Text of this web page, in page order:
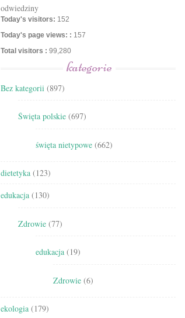
odwiedziny
Today's visitors: 152
Today's page views: : 157
Total visitors : 99,280
kategorie
Bez kategorii (897)
Święta polskie (697)
święta nietypowe (662)
dietetyka (123)
edukacja (130)
Zdrowie (77)
edukacja (19)
Zdrowie (6)
ekologia (179)